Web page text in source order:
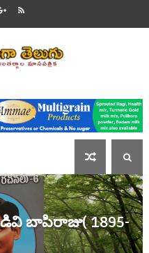
బాపిరాజు( 1895-